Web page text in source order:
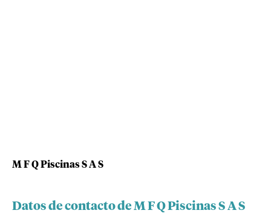
M F Q Piscinas S A S
Datos de contacto de M F Q Piscinas S A S